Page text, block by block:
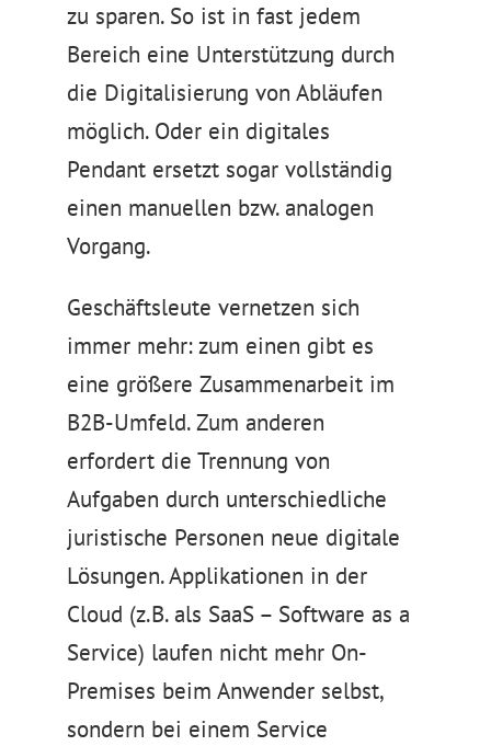
zu sparen. So ist in fast jedem
Bereich eine Unterstützung durch
die Digitalisierung von Abläufen
möglich. Oder ein digitales
Pendant ersetzt sogar vollständig
einen manuellen bzw. analogen
Vorgang.
Geschäftsleute vernetzen sich
immer mehr: zum einen gibt es
eine größere Zusammenarbeit im
B2B-Umfeld. Zum anderen
erfordert die Trennung von
Aufgaben durch unterschiedliche
juristische Personen neue digitale
Lösungen. Applikationen in der
Cloud (z.B. als SaaS – Software as a
Service) laufen nicht mehr On-
Premises beim Anwender selbst,
sondern bei einem Service